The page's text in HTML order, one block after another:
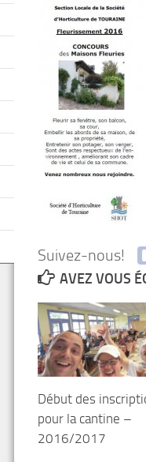
Suivez-nous!
AVEZ VOUS
Début des
pour la cantine –
2016/2017